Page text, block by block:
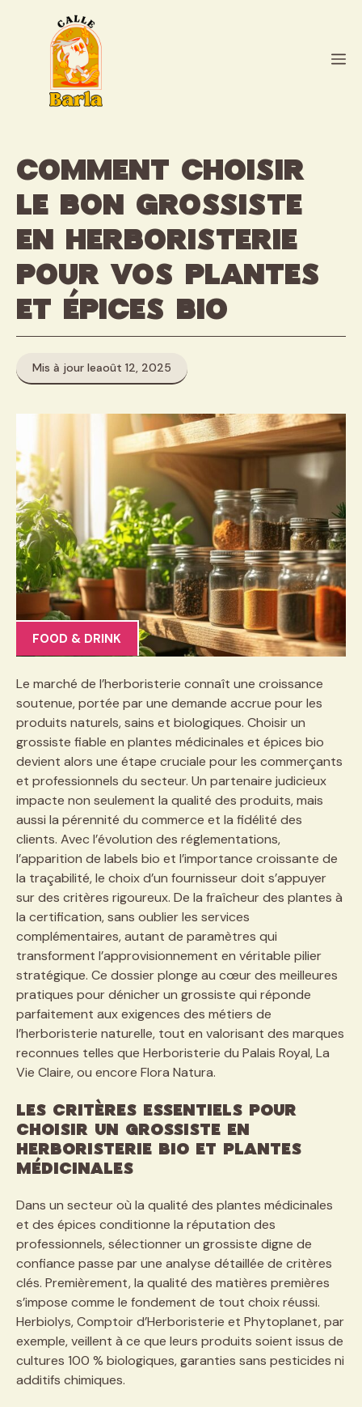
Comment choisir
le bon grossiste
en herboristerie
pour vos plantes
et épices bio
Mis à jour leaoût 12, 2025
FOOD & DRINK
Le marché de l’herboristerie connaît une croissance
soutenue, portée par une demande accrue pour les
produits naturels, sains et biologiques. Choisir un
grossiste fiable en plantes médicinales et épices bio
devient alors une étape cruciale pour les commerçants
et professionnels du secteur. Un partenaire judicieux
impacte non seulement la qualité des produits, mais
aussi la pérennité du commerce et la fidélité des
clients. Avec l’évolution des réglementations,
l’apparition de labels bio et l’importance croissante de
la traçabilité, le choix d’un fournisseur doit s’appuyer
sur des critères rigoureux. De la fraîcheur des plantes à
la certification, sans oublier les services
complémentaires, autant de paramètres qui
transforment l’approvisionnement en véritable pilier
stratégique. Ce dossier plonge au cœur des meilleures
pratiques pour dénicher un grossiste qui réponde
parfaitement aux exigences des métiers de
l’herboristerie naturelle, tout en valorisant des marques
reconnues telles que Herboristerie du Palais Royal, La
Vie Claire, ou encore Flora Natura.
Les critères essentiels pour
choisir un grossiste en
herboristerie bio et plantes
médicinales
Dans un secteur où la qualité des plantes médicinales
et des épices conditionne la réputation des
professionnels, sélectionner un grossiste digne de
confiance passe par une analyse détaillée de critères
clés. Premièrement, la qualité des matières premières
s’impose comme le fondement de tout choix réussi.
Herbiolys, Comptoir d’Herboristerie et Phytoplanet, par
exemple, veillent à ce que leurs produits soient issus de
cultures 100 % biologiques, garanties sans pesticides ni
additifs chimiques.